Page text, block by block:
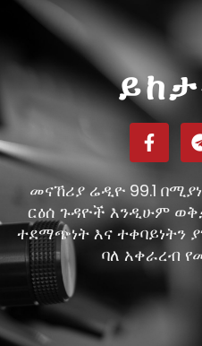
መናኸሪያ ሬዲዮ 99.1
ርዕሰ ጉዳዮች እንዲሁም
ተደማጭነት እና ተቀባይነትን
ባለ አቀራረብ